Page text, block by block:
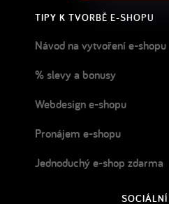
TIPY K TVORBĚ E-SHOPU
Návod na vytvoření e-shopu
% slevy a bonusy
Webdesign e-shopu
Pronájem e-shopu
Jednoduchý e-shop zdarma
SOCIÁLNÍ